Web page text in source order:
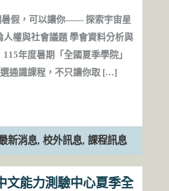
暑假，可以讓你—— 探索宇宙星
權與社會議題 學會資料分析與
年度暑期「全國夏季學院」
通識課程，不只讓你取 […]
新消息, 校外訊息, 課程訊息
文能力測驗中心夏季全